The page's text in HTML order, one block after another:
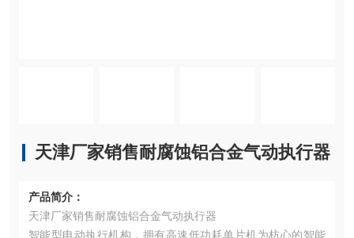
天津厂家销售耐腐蚀铝合金气动执行器
产品简介：
天津厂家销售耐腐蚀铝合金气动执行器
智能型电动执行机构，拥有高速低功耗单片机为枋心的智能